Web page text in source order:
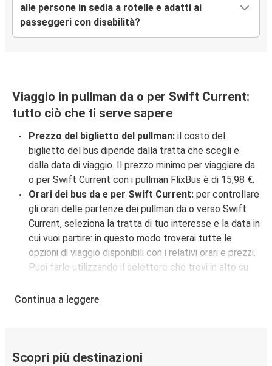
alle persone in sedia a rotelle e adatti ai
passeggeri con disabilità?
Viaggio in pullman da o per Swift Current:
tutto ciò che ti serve sapere
Prezzo del biglietto del pullman: il costo del
biglietto del bus dipende dalla tratta che scegli e
dalla data di viaggio. Il prezzo minimo per viaggiare da
o per Swift Current con i pullman FlixBus è di 15,98 €.
Orari dei bus da e per Swift Current: per controllare
gli orari delle partenze dei pullman da o verso Swift
Current, seleziona la tratta di tuo interesse e la data in
cui vuoi partire: in questo modo troverai tutte le
opzioni di viaggio disponibili con i relativi orari e prezzi.
Puoi farlo utilizzando il selettore che trovi in alto su
mappa interattiva
disponibile su questa pagina.
Continua a leggere
Scopri più destinazioni